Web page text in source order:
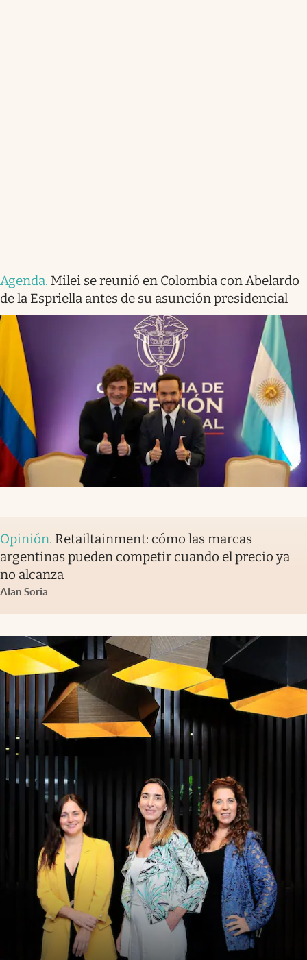
Agenda. Milei se reunió en Colombia con Abelardo
de la Espriella antes de su asunción presidencial
Opinión. Retailtainment: cómo las marcas
argentinas pueden competir cuando el precio ya
no alcanza
Alan Soria